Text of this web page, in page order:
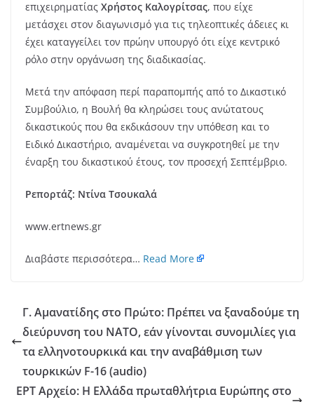
επιχειρηματίας Χρήστος Καλογρίτσας, που είχε
μετάσχει στον διαγωνισμό για τις τηλεοπτικές άδειες κι
έχει καταγγείλει τον πρώην υπουργό ότι είχε κεντρικό
ρόλο στην οργάνωση της διαδικασίας.
Μετά την απόφαση περί παραπομπής από το Δικαστικό
Συμβούλιο, η Βουλή θα κληρώσει τους ανώτατους
δικαστικούς που θα εκδικάσουν την υπόθεση και το
Ειδικό Δικαστήριο, αναμένεται να συγκροτηθεί με την
έναρξη του δικαστικού έτους, τον προσεχή Σεπτέμβριο.
Ρεπορτάζ: Ντίνα Τσουκαλά
www.ertnews.gr
Διαβάστε περισσότερα… Read More
Γ. Αμανατίδης στο Πρώτο: Πρέπει να ξαναδούμε τη
διεύρυνση του ΝΑΤΟ, εάν γίνονται συνομιλίες για
τα ελληνοτουρκικά και την αναβάθμιση των
τουρκικών F-16 (audio)
ΕΡΤ Αρχείο: Η Ελλάδα πρωταθλήτρια Ευρώπης στο